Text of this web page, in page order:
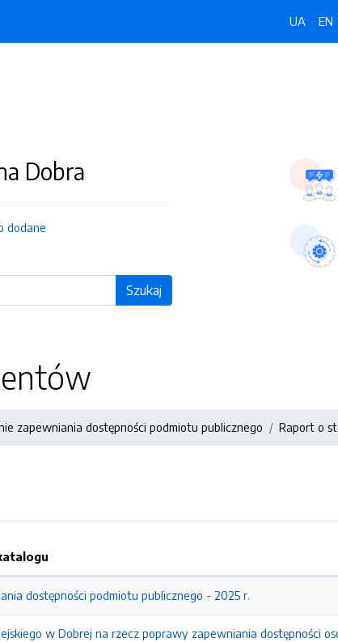
UA EN
Dobra
dodane
Szukaj
zapewniania dostępności podmiotu publicznego Raport o
dostępności podmiotu publicznego - 2025 r.
w Dobrej na rzecz poprawy zapewniania dostępności